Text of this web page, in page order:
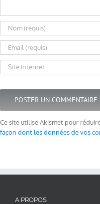
Ce site utilise Akismet pour
façon dont les données de vos
A PROPOS